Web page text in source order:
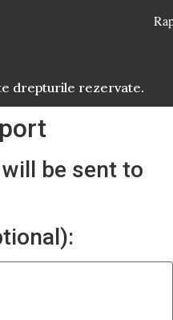
drepturile rezervate.
be sent to